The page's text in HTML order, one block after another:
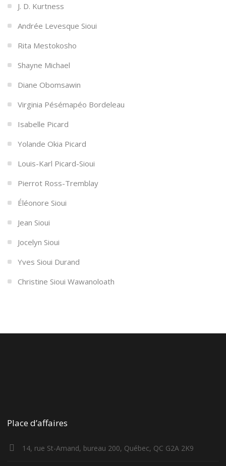
J. D. Kurtness
Andrée Levesque Sioui
Rita Mestokosho
Shayne Michael
Diane Obomsawin
Virginia Pésémapéo Bordeleau
Isabelle Picard
Yolande Okia Picard
Louis-Karl Picard-Sioui
Pierrot Ross-Tremblay
Éléonore Sioui
Jean Sioui
Jocelyn Sioui
Yves Sioui Durand
Christine Sioui Wawanoloath
Place d’affaires
14, rue St-Amand, bureau 200, Québec, QC G2A 2K9